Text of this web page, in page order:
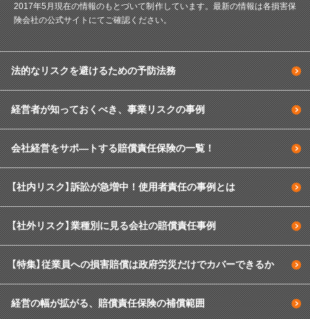
2017年5月現在の情報のもとづいて制作しています。最新の情報は各損害保
険会社の公式サイトにてご確認ください。
法的なリスクを避けるための予防法務
経営者が知っておくべき、事業リスクの事例
会社経営をサポ―トする賠償責任保険の一覧！
【社内リスク】訴訟が急増中！使用者責任の事例とは
【社外リスク】業種別に見る会社の賠償責任事例
【特集】従業員への損害賠償は政府労災だけでカバーできるか
経営の幅が拡がる、賠償責任保険の補償範囲